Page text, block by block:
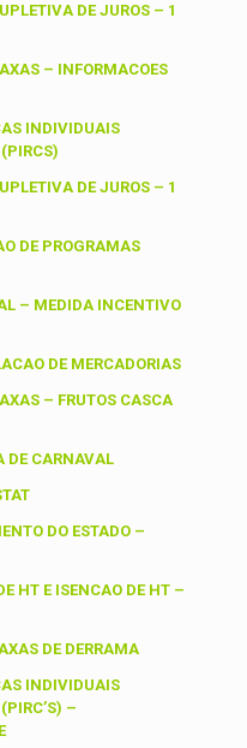
DE JUROS – 1
– INFORMACOES
INDIVIDUAIS
DE JUROS – 1
DE PROGRAMAS
– MEDIDA INCENTIVO
DE MERCADORIAS
– FRUTOS CASCA
DE CARNAVAL
DO ESTADO –
HT E ISENCAO DE HT –
DE DERRAMA
INDIVIDUAIS
–